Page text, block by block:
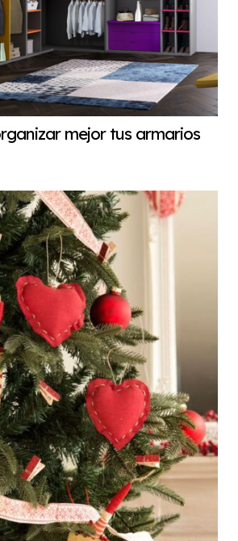
mejor tus armarios